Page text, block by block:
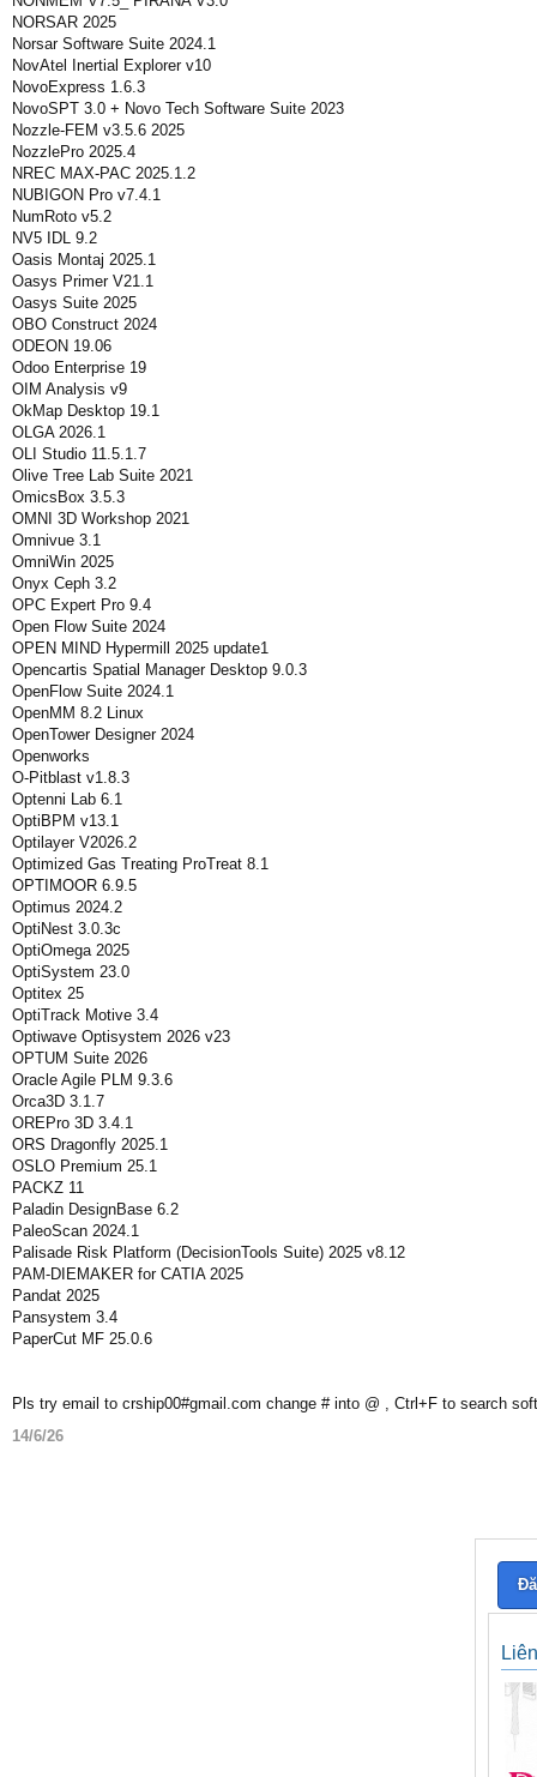
NORSAR 2025
Norsar Software Suite 2024.1
NovAtel Inertial Explorer v10
NovoExpress 1.6.3
NovoSPT 3.0 + Novo Tech Software Suite 2023
Nozzle-FEM v3.5.6 2025
NozzlePro 2025.4
NREC MAX-PAC 2025.1.2
NUBIGON Pro v7.4.1
NumRoto v5.2
NV5 IDL 9.2
Oasis Montaj 2025.1
Oasys Primer V21.1
Oasys Suite 2025
OBO Construct 2024
ODEON 19.06
Odoo Enterprise 19
OIM Analysis v9
OkMap Desktop 19.1
OLGA 2026.1
OLI Studio 11.5.1.7
Olive Tree Lab Suite 2021
OmicsBox 3.5.3
OMNI 3D Workshop 2021
Omnivue 3.1
OmniWin 2025
Onyx Ceph 3.2
OPC Expert Pro 9.4
Open Flow Suite 2024
OPEN MIND Hypermill 2025 update1
Opencartis Spatial Manager Desktop 9.0.3
OpenFlow Suite 2024.1
OpenMM 8.2 Linux
OpenTower Designer 2024
Openworks
O-Pitblast v1.8.3
Optenni Lab 6.1
OptiBPM v13.1
Optilayer V2026.2
Optimized Gas Treating ProTreat 8.1
OPTIMOOR 6.9.5
Optimus 2024.2
OptiNest 3.0.3c
OptiOmega 2025
OptiSystem 23.0
Optitex 25
OptiTrack Motive 3.4
Optiwave Optisystem 2026 v23
OPTUM Suite 2026
Oracle Agile PLM 9.3.6
Orca3D 3.1.7
OREPro 3D 3.4.1
ORS Dragonfly 2025.1
OSLO Premium 25.1
PACKZ 11
Paladin DesignBase 6.2
PaleoScan 2024.1
Palisade Risk Platform (DecisionTools Suite) 2025 v8.12
PAM-DIEMAKER for CATIA 2025
Pandat 2025
Pansystem 3.4
PaperCut MF 25.0.6
Pls try email to crship00#gmail.com change # into @ , Ctrl+F to search
14/6/26